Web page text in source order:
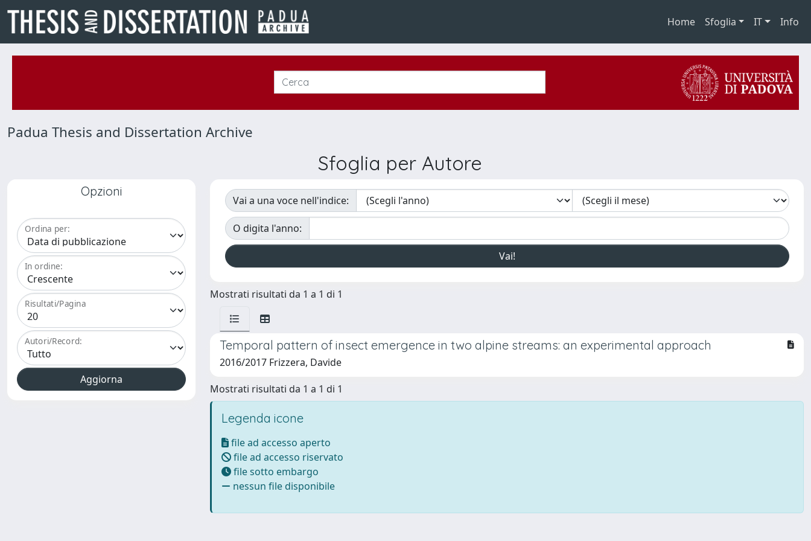
Home Sfoglia IT Info
Padua Thesis and Dissertation Archive
Sfoglia per Autore
Opzioni
Ordina per:
In ordine:
Risultati/Pagina
Autori/Record:
Vai a una voce nell'indice:
O digita l'anno:
Mostrati risultati da 1 a 1 di 1
Temporal pattern of insect emergence in two alpine streams: an experimental approach
2016/2017 Frizzera, Davide
Mostrati risultati da 1 a 1 di 1
Legenda icone
file ad accesso aperto
file ad accesso riservato
file sotto embargo
nessun file disponibile